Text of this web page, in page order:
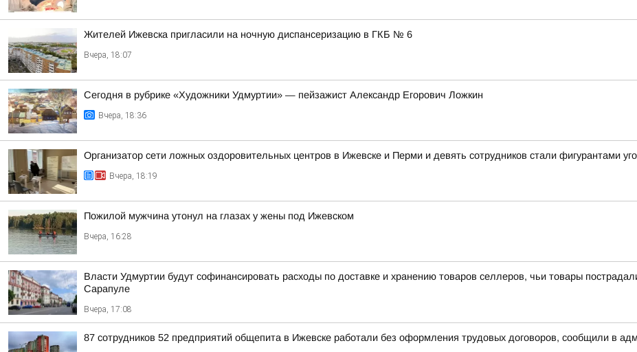
Жителей Ижевска пригласили на ночную диспансеризацию в ГКБ № 6
Вчера, 18:07
Сегодня в рубрике «Художники Удмуртии» — пейзажист Александр Егорович Ложкин
Вчера, 18:36
Организатор сети ложных оздоровительных центров в Ижевске и Перми и девять сотрудников стали фигурантами
Вчера, 18:19
Пожилой мужчина утонул на глазах у жены под Ижевском
Вчера, 16:28
Власти Удмуртии будут софинансировать расходы по доставке и хранению товаров селлеров, чьи товары
Сарапуле
Вчера, 17:08
87 сотрудников 52 предприятий общепита в Ижевске работали без оформления трудовых договоров, сообщили в